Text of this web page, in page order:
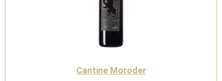
Cantine Moroder